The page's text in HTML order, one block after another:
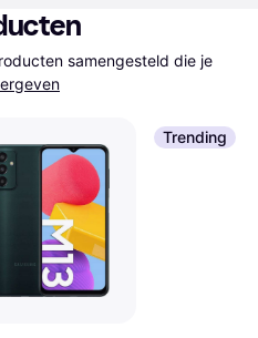
samengesteld die je
Trending